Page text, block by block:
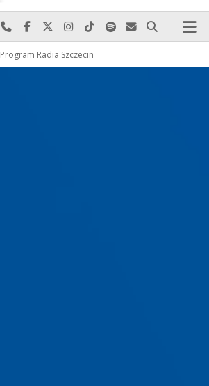
Najlepiej po prostu do nas zadzwoń
Odwiedź nas na Facebook-u
Odwiedź nas na X
Odwiedź nas na Instagram-ie
Odwiedź nas na TikTok-u
Szukaj nas na Spotify
Wyślij do nas
Szukaj
Program Radia Szczecin